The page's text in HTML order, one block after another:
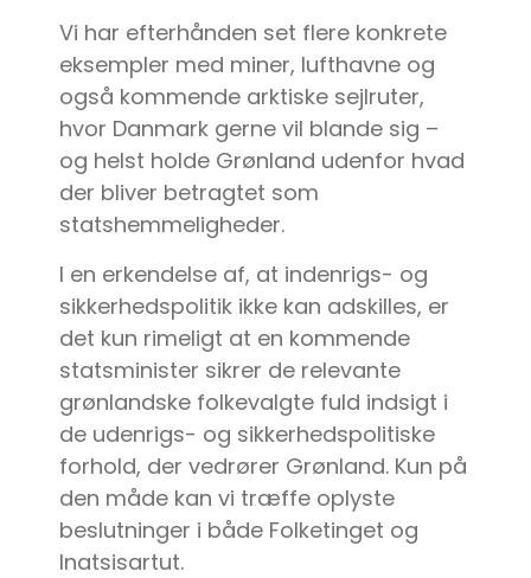
Vi har efterhånden set flere konkrete
eksempler med miner, lufthavne og
også kommende arktiske sejlruter,
hvor Danmark gerne vil blande sig –
og helst holde Grønland udenfor hvad
der bliver betragtet som
statshemmeligheder.
I en erkendelse af, at indenrigs- og
sikkerhedspolitik ikke kan adskilles, er
det kun rimeligt at en kommende
statsminister sikrer de relevante
grønlandske folkevalgte fuld indsigt i
de udenrigs- og sikkerhedspolitiske
forhold, der vedrører Grønland. Kun på
den måde kan vi træffe oplyste
beslutninger i både Folketinget og
Inatsisartut.